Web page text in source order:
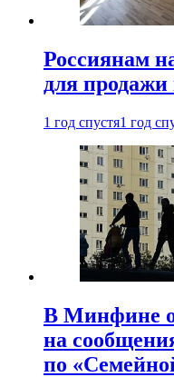
Россиянам
для
1 год спустя1 год
В Минфине
на
по